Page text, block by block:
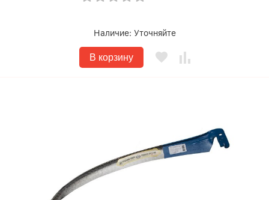
Наличие: Уточняйте
В корзину